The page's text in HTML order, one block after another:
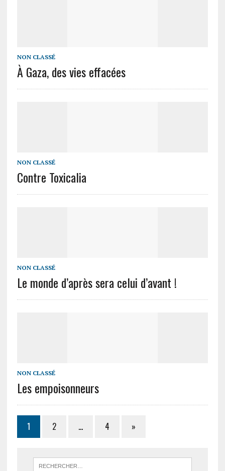
NON CLASSÉ
À Gaza, des vies effacées
NON CLASSÉ
Contre Toxicalia
NON CLASSÉ
Le monde d’après sera celui d’avant !
NON CLASSÉ
Les empoisonneurs
1 2 … 4 »